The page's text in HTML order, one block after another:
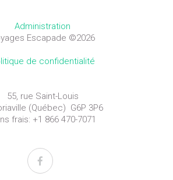
Administration
Escapade ©2026
de confidentialité
55, rue Saint-Louis
(Québec) G6P 3P6
frais: +1 866 470-7071